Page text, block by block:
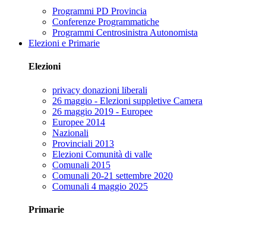
Programmi PD Provincia
Conferenze Programmatiche
Programmi Centrosinistra Autonomista
Elezioni e Primarie
Elezioni
privacy donazioni liberali
26 maggio - Elezioni suppletive Camera
26 maggio 2019 - Europee
Europee 2014
Nazionali
Provinciali 2013
Elezioni Comunità di valle
Comunali 2015
Comunali 20-21 settembre 2020
Comunali 4 maggio 2025
Primarie